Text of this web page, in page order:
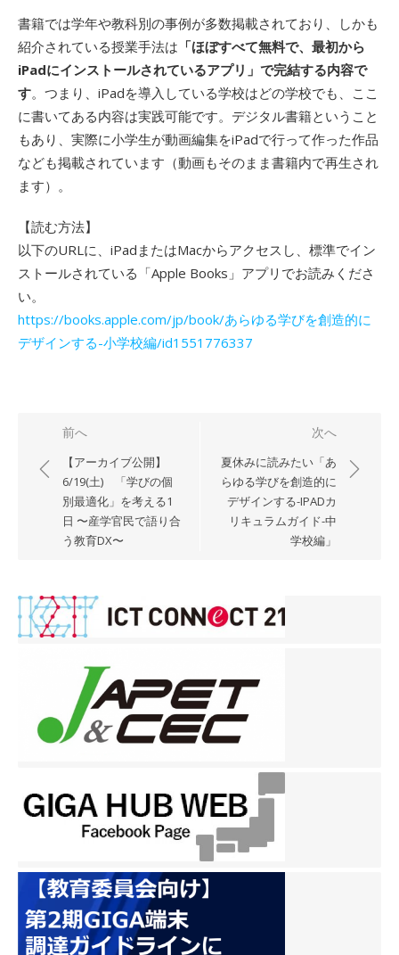
書籍では学年や教科別の事例が多数掲載されており、しかも
紹介されている授業手法は 「ほぼすべて無料で、最初から
iPadにインストールされているアプリ」で完結する内容で
す。つまり、iPadを導入している学校はどの学校でも、ここ
に書いてある内容は実践可能です。デジタル書籍ということ
もあり、実際に小学生が動画編集をiPadで行って作った作品
なども掲載されています（動画もそのまま書籍内で再生され
ます）。
【読む方法】
以下のURLに、iPadまたはMacからアクセスし、標準でイン
ストールされている「Apple Books」アプリでお読みくださ
い。
https://books.apple.com/jp/book/あらゆる学びを創造的に
デザインする-小学校編/id1551776337
ョ
ン
前へ
【アーカイブ公開】
6/19(土) 「学びの個
別最適化」を考える1
日 〜産学官民で語り合
う教育DX〜
次へ
夏休みに読みたい「あ
らゆる学びを創造的に
デザインする-IPADカ
リキュラムガイド-中
学校編」